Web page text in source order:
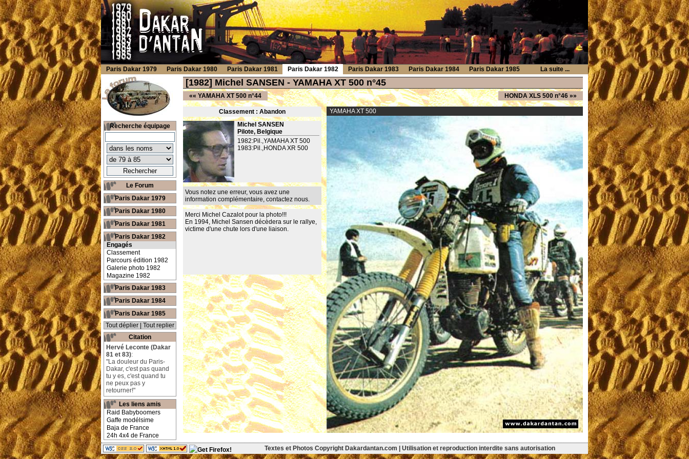
[1982] Michel SANSEN - YAMAHA XT 500 n°45
«« YAMAHA XT 500 n°44 HONDA XLS 500 n°46 »»
Classement : Abandon
Michel SANSEN
Pilote, Belgique
1982:Pil.,YAMAHA XT 500
1983:Pil.,HONDA XR 500
Vous notez une erreur, vous avez une
information complémentaire, contactez nous.
Merci Michel Cazalot pour la photo!!!
En 1994, Michel Sansen décèdera sur le rallye,
victime d'une chute lors d'une liaison.
YAMAHA XT 500
Recherche équipage
Le Forum
Paris Dakar 1979
Paris Dakar 1980
Paris Dakar 1981
Paris Dakar 1982
Engagés
Classement
Parcours édition 1982
Galerie photo 1982
Magazine 1982
Paris Dakar 1983
Paris Dakar 1984
Paris Dakar 1985
Tout déplier
Tout replier
Citation
Hervé Leconte (Dakar
81 et 83):
"La douleur du Paris-
Dakar, c'est pas quand
tu y es, c'est quand tu
ne peux pas y
retourner!"
Les liens amis
Raid Babyboomers
Gaffe modélsime
Baja de France
24h 4x4 de France
Paris Dakar 1979 Paris Dakar 1980 Paris Dakar 1981 Paris Dakar 1982 Paris Dakar 1983 Paris Dakar 1984 Paris Dakar 1985 La suite ...
Textes et Photos Copyright Dakardantan.com | Utilisation et reproduction interdite sans autorisation